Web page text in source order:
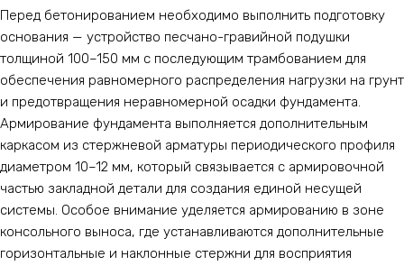
Перед бетонированием необходимо выполнить подготовку
основания — устройство песчано-гравийной подушки
толщиной 100–150 мм с последующим трамбованием для
обеспечения равномерного распределения нагрузки на грунт
и предотвращения неравномерной осадки фундамента.
Армирование фундамента выполняется дополнительным
каркасом из стержневой арматуры периодического профиля
диаметром 10–12 мм, который связывается с армировочной
частью закладной детали для создания единой несущей
системы. Особое внимание уделяется армированию в зоне
консольного выноса, где устанавливаются дополнительные
горизонтальные и наклонные стержни для восприятия